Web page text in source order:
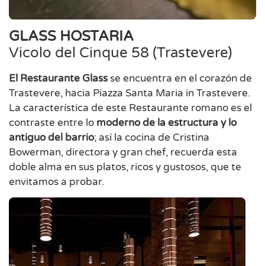
GLASS HOSTARIA
Vicolo del Cinque 58 (Trastevere)
El Restaurante Glassse encuentra en el corazón de
Trastevere, hacia Piazza Santa Maria in Trastevere.
La característica de este Restaurante romano es el
contraste entre lo moderno de la estructura y lo
antiguo del barrio; así la cocina de Cristina
Bowerman, directora y gran chef, recuerda esta
doble alma en sus platos, ricos y gustosos, que te
envitamos a probar.